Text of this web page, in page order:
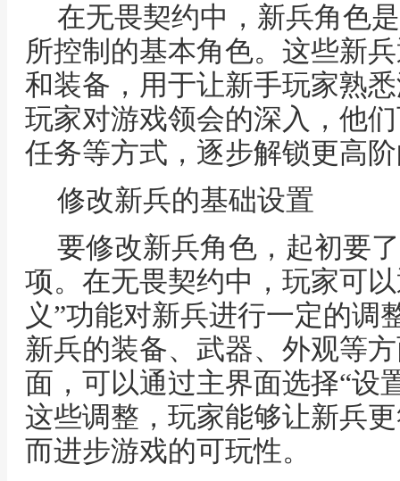
在无畏契约中，新兵角色
所控制的基本角色。这些新
和装备，用于让新手玩家熟
玩家对游戏领会的深入，他
任务等方式，逐步解锁更高
修改新兵的基础设置
要修改新兵角色，起初要
项。在无畏契约中，玩家可
义”功能对新兵进行一定的调
新兵的装备、武器、外观等
面，可以通过主界面选择“设
这些调整，玩家能够让新兵
而进步游戏的可玩性。